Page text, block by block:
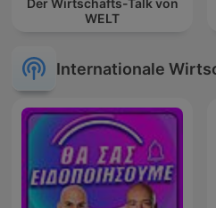
Der Wirtschafts-Talk von
WELT
Internationale